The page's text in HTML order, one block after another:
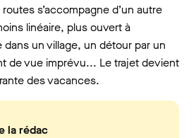
s’accompagne d’un autre
linéaire, plus ouvert à
dans un village, un détour par un
de vue imprévu... Le trajet devient
des vacances.
la rédac